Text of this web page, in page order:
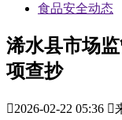
食品安全动态
浠水县市场
项查抄
2026-02-22 05:36 